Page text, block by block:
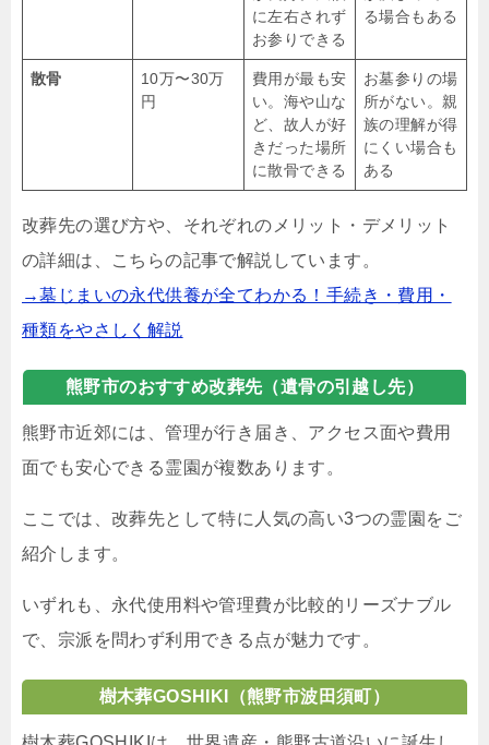
に左右されず
お参りできる
る場合もある
散骨
10万〜30万
円
費用が最も安
い。海や山な
ど、故人が好
きだった場所
に散骨できる
お墓参りの場
所がない。親
族の理解が得
にくい場合も
ある
改葬先の選び方や、それぞれのメリット・デメリット
の詳細は、こちらの記事で解説しています。
→墓じまいの永代供養が全てわかる！手続き・費用・
種類をやさしく解説
熊野市のおすすめ改葬先（遺骨の引越し先）
熊野市近郊には、管理が行き届き、アクセス面や費用
面でも安心できる霊園が複数あります。
ここでは、改葬先として特に人気の高い3つの霊園をご
紹介します。
いずれも、永代使用料や管理費が比較的リーズナブル
で、宗派を問わず利用できる点が魅力です。
樹木葬GOSHIKI （熊野市波田須町）